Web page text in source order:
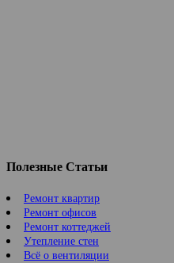
Полезные Статьи
Ремонт квартир
Ремонт офисов
Ремонт коттеджей
Утепление стен
Всё о вентиляции